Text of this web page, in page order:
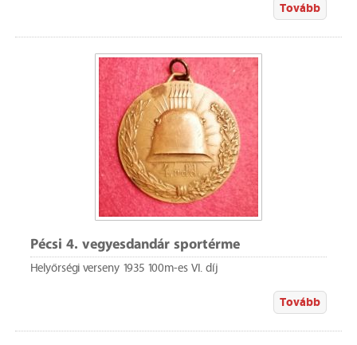
Tovább
Pécsi 4. vegyesdandár sportérme
Helyőrségi verseny 1935 100m-es VI. díj
Tovább